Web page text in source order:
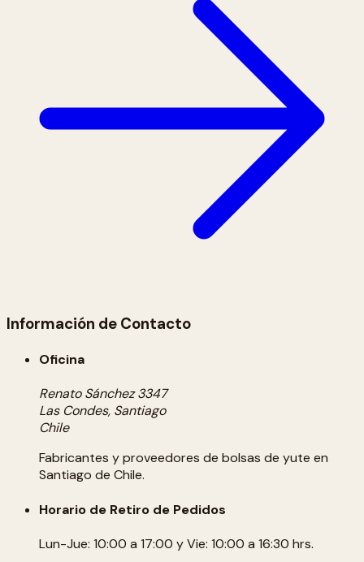
Información de Contacto
Oficina
Renato Sánchez 3347
Las Condes, Santiago
Chile
Fabricantes y proveedores de bolsas de yute en
Santiago de Chile.
Horario de Retiro de Pedidos
Lun-Jue: 10:00 a 17:00 y Vie: 10:00 a 16:30 hrs.